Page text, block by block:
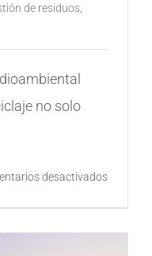
de residuos
no solo
desactivadosen